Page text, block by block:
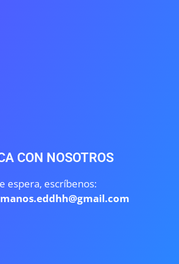
CON NOSOTROS
espera, escríbenos: